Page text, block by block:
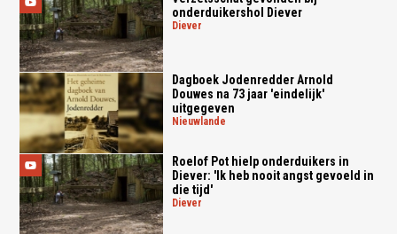
onderduikershol Diever
diever
Dagboek Jodenredder Arnold
Douwes na 73 jaar 'eindelijk'
uitgegeven
nieuwlande
Roelof Pot hielp onderduikers in
Diever: 'Ik heb nooit angst gevoeld in
die tijd'
diever